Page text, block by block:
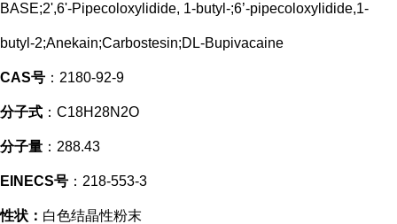
BASE;2',6'-Pipecoloxylidide, 1-butyl-;6’-pipecoloxylidide,1-
butyl-2;Anekain;Carbostesin;DL-Bupivacaine
CAS号 ：2180-92-9
分子式 ：C18H28N2O
分子量 ：288.43
EINECS号 ：218-553-3
性状： 白色结晶性粉末